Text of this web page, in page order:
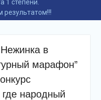
и
1 степени.
результатом!!!
в
марафон”
народный